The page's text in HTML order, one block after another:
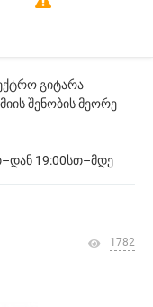
გიტარა
შენობის მეორე
19:00სთ–მდე
1782